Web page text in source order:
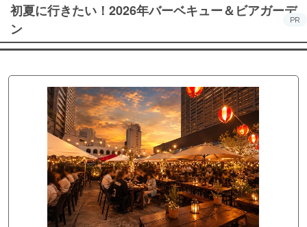
初夏に行きたい！2026年バーベキュー＆ビアガーデ
ン
PR